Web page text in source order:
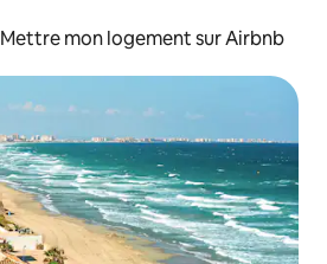
Mettre mon logement sur Airbnb